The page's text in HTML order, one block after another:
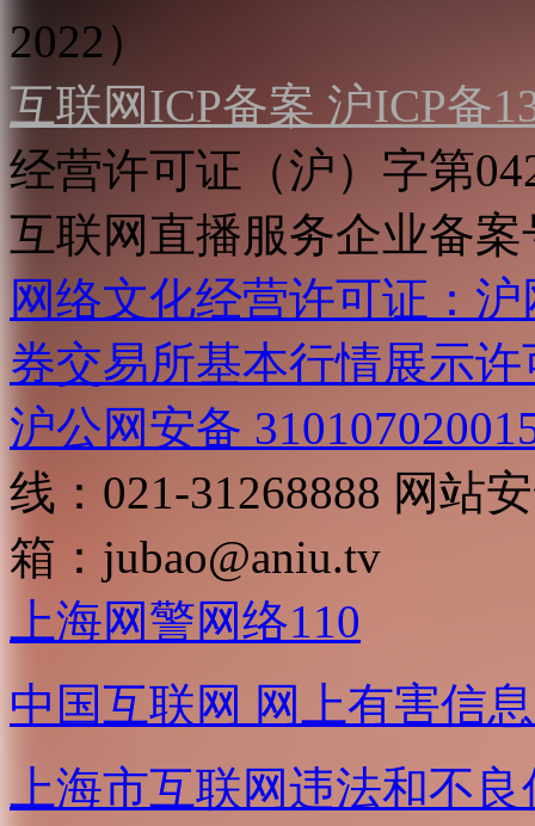
2022）
互联网ICP备案 沪ICP备
经营许可证（沪）字第
互联网直播服务企业备案
网络文化经营许可证：
券交易所基本行情展示许
沪公网安备
线：021-31268888 网站
箱： jubao@aniu.tv
上海网警网络110
中国互联网 网上有害信
上海市互联网违法和不